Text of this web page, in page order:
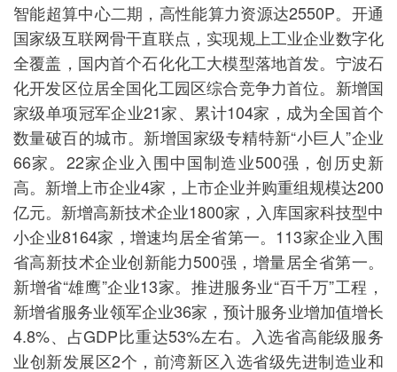
智能超算中心二期，高性能算力资源达2550P。开通
国家级互联网骨干直联点，实现规上工业企业数字化
全覆盖，国内首个石化化工大模型落地首发。宁波石
化开发区位居全国化工园区综合竞争力首位。新增国
家级单项冠军企业21家、累计104家，成为全国首个
数量破百的城市。新增国家级专精特新“小巨人”企业
66家。22家企业入围中国制造业500强，创历史新
高。新增上市企业4家，上市企业并购重组规模达200
亿元。新增高新技术企业1800家，入库国家科技型中
小企业8164家，增速均居全省第一。113家企业入围
省高新技术企业创新能力500强，增量居全省第一。
新增省“雄鹰”企业13家。推进服务业“百千万”工程，
新增省服务业领军企业36家，预计服务业增加值增长
4.8%、占GDP比重达53%左右。入选省高能级服务
业创新发展区2个，前湾新区入选省级先进制造业和